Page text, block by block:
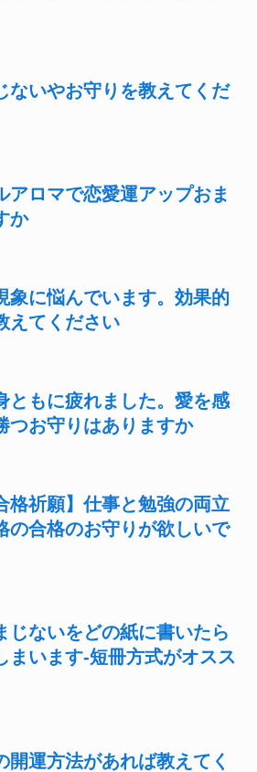
ないやお守りを教えてくだ
アロマで恋愛運アップおま
か
象に悩んでいます。効果的
えてください
ともに疲れました。愛を感
つお守りはありますか
格祈願】仕事と勉強の両立
の合格のお守りが欲しいで
じないをどの紙に書いたら
まいます-短冊方式がオスス
開運方法があれば教えてく